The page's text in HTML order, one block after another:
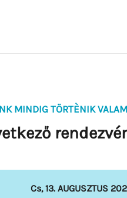
MINDIG TÖRTÈNIK
Cs,13.AUGUSZTUS